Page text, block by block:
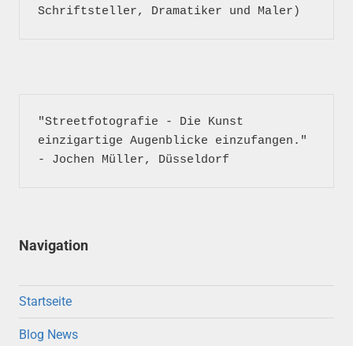
"Streetfotografie - Die Kunst
einzigartige Augenblicke einzufangen."
- Jochen Müller, Düsseldorf
Navigation
Startseite
Blog News